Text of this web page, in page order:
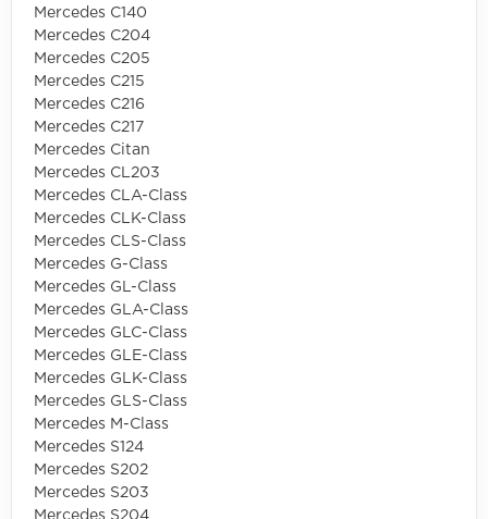
Mercedes C140
Mercedes C204
Mercedes C205
Mercedes C215
Mercedes C216
Mercedes C217
Mercedes Citan
Mercedes CL203
Mercedes CLA-Class
Mercedes CLK-Class
Mercedes CLS-Class
Mercedes G-Class
Mercedes GL-Class
Mercedes GLA-Class
Mercedes GLC-Class
Mercedes GLE-Class
Mercedes GLK-Class
Mercedes GLS-Class
Mercedes M-Class
Mercedes S124
Mercedes S202
Mercedes S203
Mercedes S204